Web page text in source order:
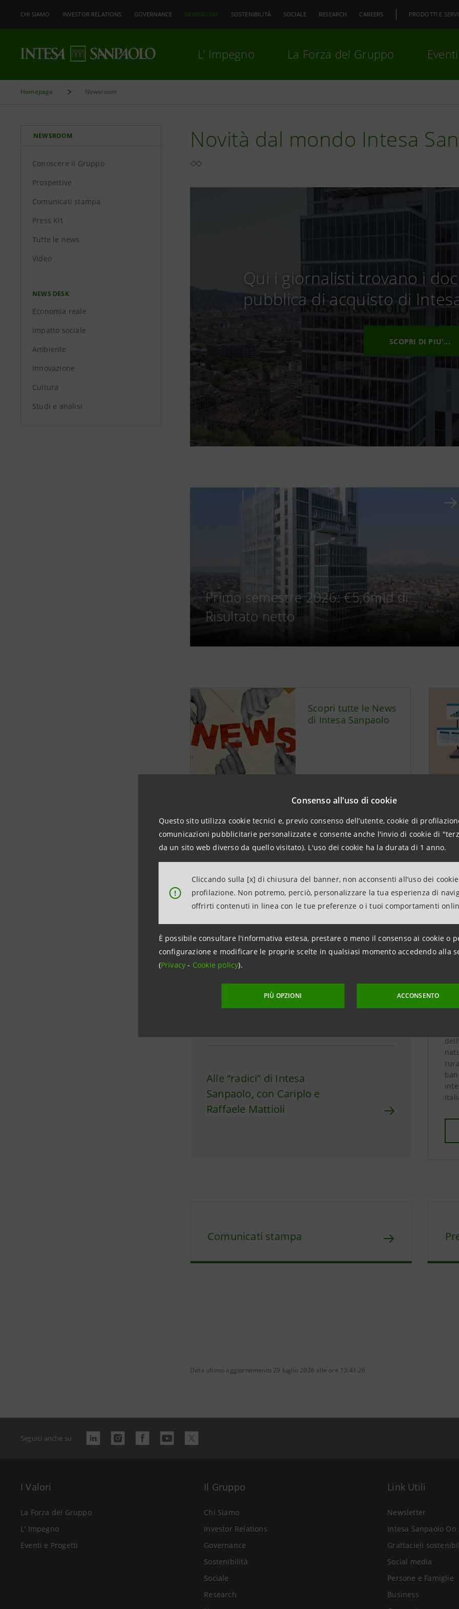
Consenso all'uso di cookie
Questo sito utilizza cookie tecnici e, previo consenso dell’utente, cookie di
comunicazioni pubblicitarie personalizzate e consente anche l'invio di cookie di
da un sito web diverso da quello visitato). L'uso dei cookie ha la durata di 1 anno.
!
Cliccando sulla [x] di chiusura del banner, non acconsenti all’uso dei
profilazione. Non potremo, perciò, personalizzare la tua esperienza di
offrirti contenuti in linea con le tue preferenze o i tuoi comportamenti
È possibile consultare l'informativa estesa, prestare o meno il consenso ai cookie o
configurazione e modificare le proprie scelte in qualsiasi momento accedendo alla
(Privacy- Cookie policy).
PIÙ OPZIONI ACCONSENTO
CHI SIAMO INVESTOR RELATIONS GOVERNANCE NEWSROOM SOSTENIBILITÀ SOCIALE RESEARCH CAREERS PRODOTTI E
L’ Impegno La Forza del Gruppo
Homepage Newsroom
NEWSROOM
Conoscere il Gruppo
Prospettive
Comunicati stampa
Press Kit
Tutte le news
Video
NEWS DESK
Economia reale
Impatto sociale
Ambiente
Innovazione
Cultura
Studi e analisi
Novità dal mondo Intesa
Qui i giornalisti trovano i
pubblica di acquisto di
SCOPRI DI PIU'...
Primo semestre 2026: €5,6mld di
Risultato netto
Scopri tutte le News
di Intesa Sanpaolo
Dichiarazioni e
interviste del CEO
Il valore dei territori nella
storia del Gruppo Intesa
Sanpaolo
Alle “radici” di Intesa
Sanpaolo, con Cariplo e
Raffaele Mattioli
Il
Comunicati stampa
Data ultimo aggiornamento 29 luglio 2026 alle ore 13:41:26
Seguici anche su
I Valori
La Forza del Gruppo
L' Impegno
Eventi e Progetti
Il Gruppo
Chi Siamo
Investor Relations
Governance
Sostenibilità
Sociale
Research
Link Utili
Newsletter
Intesa Sanpaolo On
Grattacieli
Social media
Persone e Famiglie
Business